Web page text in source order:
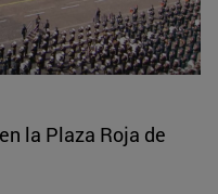
la Plaza Roja de